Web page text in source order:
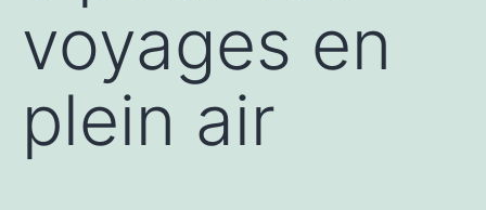
voyages en
plein air